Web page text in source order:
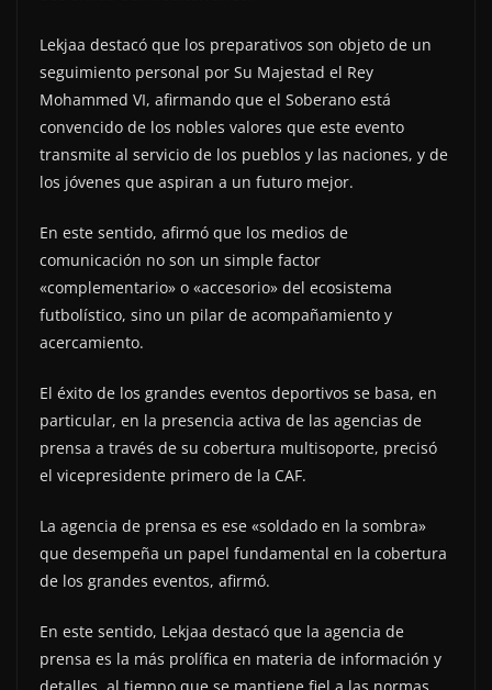
Lekjaa destacó que los preparativos son objeto de un
seguimiento personal por Su Majestad el Rey
Mohammed VI, afirmando que el Soberano está
convencido de los nobles valores que este evento
transmite al servicio de los pueblos y las naciones, y de
los jóvenes que aspiran a un futuro mejor.
En este sentido, afirmó que los medios de
comunicación no son un simple factor
«complementario» o «accesorio» del ecosistema
futbolístico, sino un pilar de acompañamiento y
acercamiento.
El éxito de los grandes eventos deportivos se basa, en
particular, en la presencia activa de las agencias de
prensa a través de su cobertura multisoporte, precisó
el vicepresidente primero de la CAF.
La agencia de prensa es ese «soldado en la sombra»
que desempeña un papel fundamental en la cobertura
de los grandes eventos, afirmó.
En este sentido, Lekjaa destacó que la agencia de
prensa es la más prolífica en materia de información y
detalles, al tiempo que se mantiene fiel a las normas